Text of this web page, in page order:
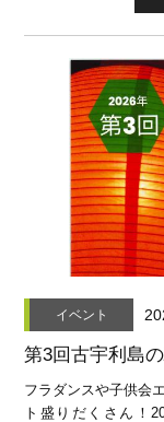
イベント
第3回古宇利島
フラダンスや子供会
ト盛りだくさん！